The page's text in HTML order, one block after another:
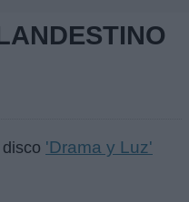
'Drama y Luz'